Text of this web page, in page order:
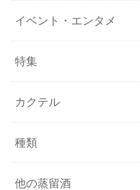
イベント・エンタメ
特集
カクテル
種類
他の蒸留酒